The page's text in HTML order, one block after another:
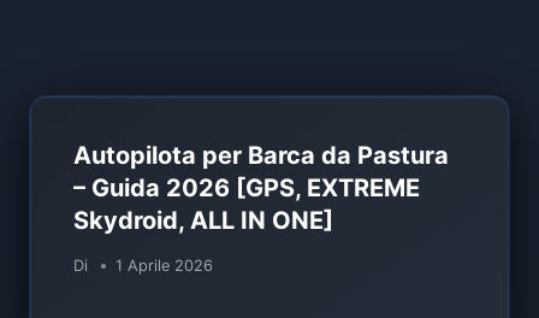
Autopilota per Barca da Pastura
– Guida 2026 [GPS, EXTREME
Skydroid, ALL IN ONE]
Di 1 Aprile 2026